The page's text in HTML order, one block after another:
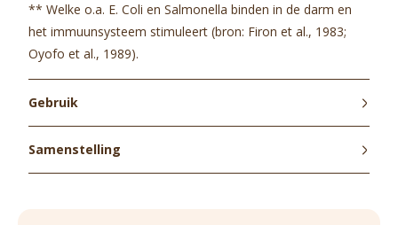
** Welke o.a. E. Coli en Salmonella binden in de darm en
het immuunsysteem stimuleert (bron: Firon et al., 1983;
Oyofo et al., 1989).
Gebruik
Paard (550-600 kg): 25 gram per dag
Samenstelling